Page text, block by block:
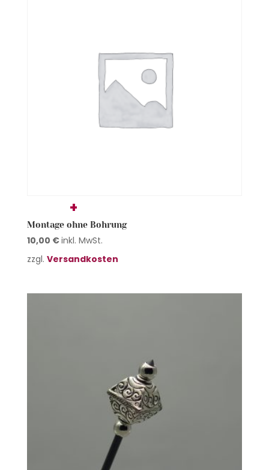
Montage ohne Bohrung
10,00 €inkl. MwSt.
zzgl. Versandkosten